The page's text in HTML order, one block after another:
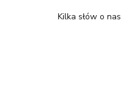
Kilka słów o nas